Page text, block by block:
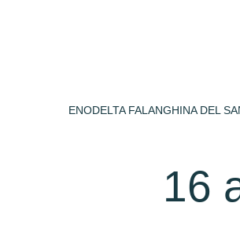
ENODELTA FALANGHINA DEL
16